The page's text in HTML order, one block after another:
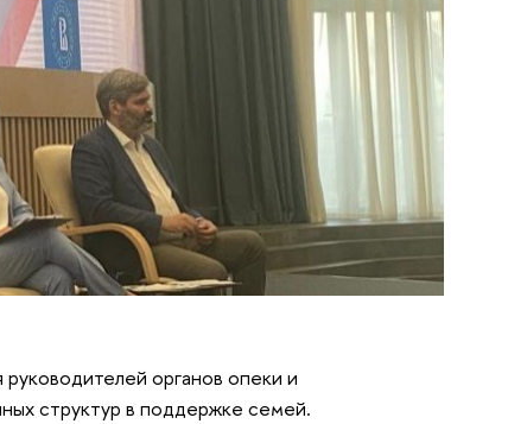
органов опеки и
структур в поддержке семей.